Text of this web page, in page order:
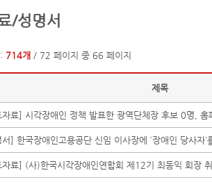
/성명서
714개 / 72 페이지 중 66 페이지
제목
자료] 시각장애인 정책 발표한 광역단체장 후보 0명, 홈
서] 한국장애인고용공단 신임 이사장에 `장애인 당사자`
자료] (사)한국시각장애인연합회 제12기 최동익 회장